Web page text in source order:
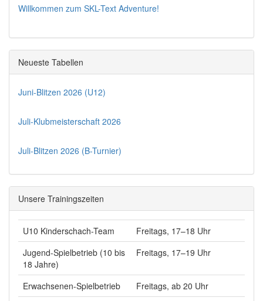
Willkommen zum SKL-Text Adventure!
Neueste Tabellen
Juni-Blitzen 2026 (U12)
Juli-Klubmeisterschaft 2026
Juli-Blitzen 2026 (B-Turnier)
Unsere Trainingszeiten
U10 Kinderschach-Team
Freitags, 17–18 Uhr
Jugend-Spielbetrieb (10 bis
18 Jahre)
Freitags, 17–19 Uhr
Erwachsenen-Spielbetrieb
Freitags, ab 20 Uhr